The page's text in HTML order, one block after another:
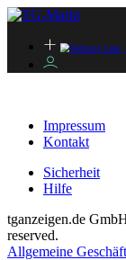
Impressum
Kontakt
Sicherheit
Hilfe
tganzeigen.de
reserved.
Allgemeine